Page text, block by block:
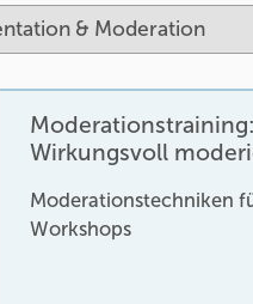
Moderationstraining:
Wirkungsvoll
Moderationstechniken
Workshops